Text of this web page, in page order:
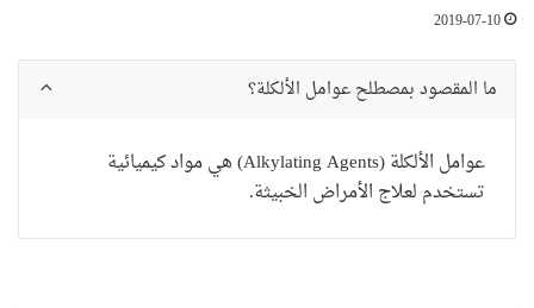
2019-07-10
ما المقصود بمصطلح عوامل الألكلة؟
عوامل الألكلة (Alkylating Agents) هي مواد كيميائية
تستخدم لعلاج الأمراض الخبيثة.